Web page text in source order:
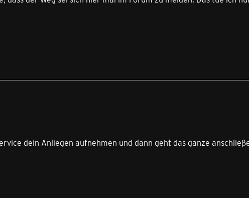
dein Anliegen aufnehmen und dann geht das ganze